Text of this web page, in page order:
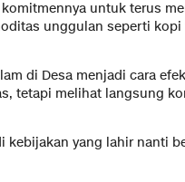
untuk terus
unggulan seperti kopi
di Desa menjadi cara
tetapi melihat langsung
kebijakan yang lahir nanti